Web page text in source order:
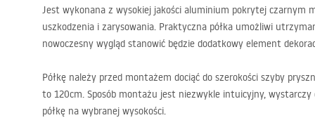
Jest wykonana z wysokiej jakości aluminium pokrytej czarnym
uszkodzenia i zarysowania. Praktyczna półka umożliwi
nowoczesny wygląd stanowić będzie dodatkowy element
Półkę należy przed montażem dociąć do szerokości szyby
to 120cm. Sposób montażu jest niezwykle intuicyjny,
półkę na wybranej wysokości.